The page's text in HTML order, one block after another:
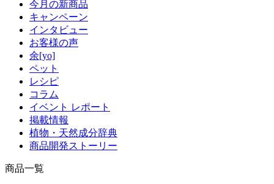
今月の新商品
キャンペーン
インタビュー
お客様の声
余[yo]
ペット
レシピ
コラム
イベント レポート
掲載情報
植物・天然成分辞典
商品開発ストーリー
商品一覧